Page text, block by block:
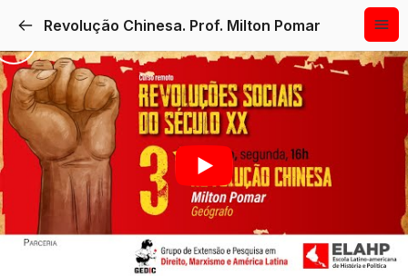
Revolução Chinesa. Prof. Milton Pomar